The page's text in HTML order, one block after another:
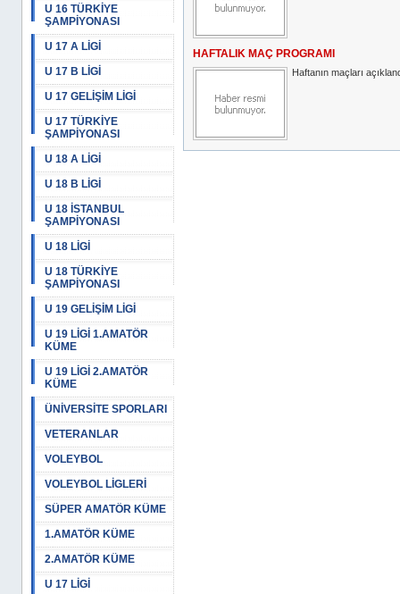
U 16 TÜRKİYE
ŞAMPİYONASI
U 17 A LİGİ
U 17 B LİGİ
U 17 GELİŞİM LİGİ
U 17 TÜRKİYE
ŞAMPİYONASI
U 18 A LİGİ
U 18 B LİGİ
U 18 İSTANBUL
ŞAMPİYONASI
U 18 LİGİ
U 18 TÜRKİYE
ŞAMPİYONASI
U 19 GELİŞİM LİGİ
U 19 LİGİ 1.AMATÖR
KÜME
U 19 LİGİ 2.AMATÖR
KÜME
ÜNİVERSİTE SPORLARI
VETERANLAR
VOLEYBOL
VOLEYBOL LİGLERİ
SÜPER AMATÖR KÜME
1.AMATÖR KÜME
2.AMATÖR KÜME
U 17 LİGİ
HAFTALIK MAÇ PROGRAMI
Haftanın maçları